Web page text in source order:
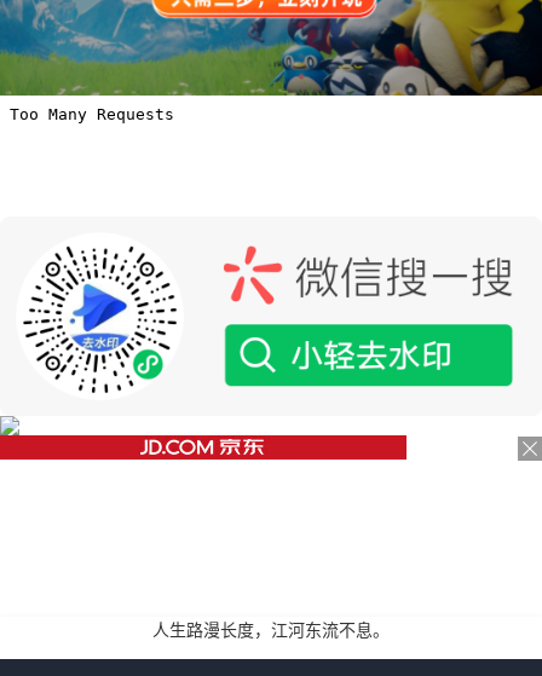
人生路漫长度，江河东流不息。